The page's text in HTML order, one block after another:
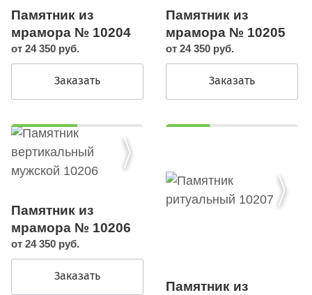
Памятник из
мрамора № 10204
от 24 350 руб.
Заказать
Памятник из
мрамора № 10205
от 24 350 руб.
Заказать
Памятник из
мрамора № 10206
от 24 350 руб.
Заказать
Памятник из